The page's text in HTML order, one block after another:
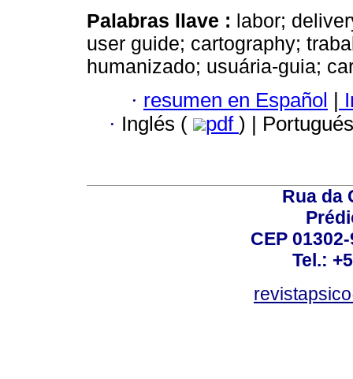
Palabras llave : labor;
user guide; cartography;
humanizado; usuária-guia;
· resumen en Español |
· Inglés ( pdf ) |
Rua da
CEP
Tel.: